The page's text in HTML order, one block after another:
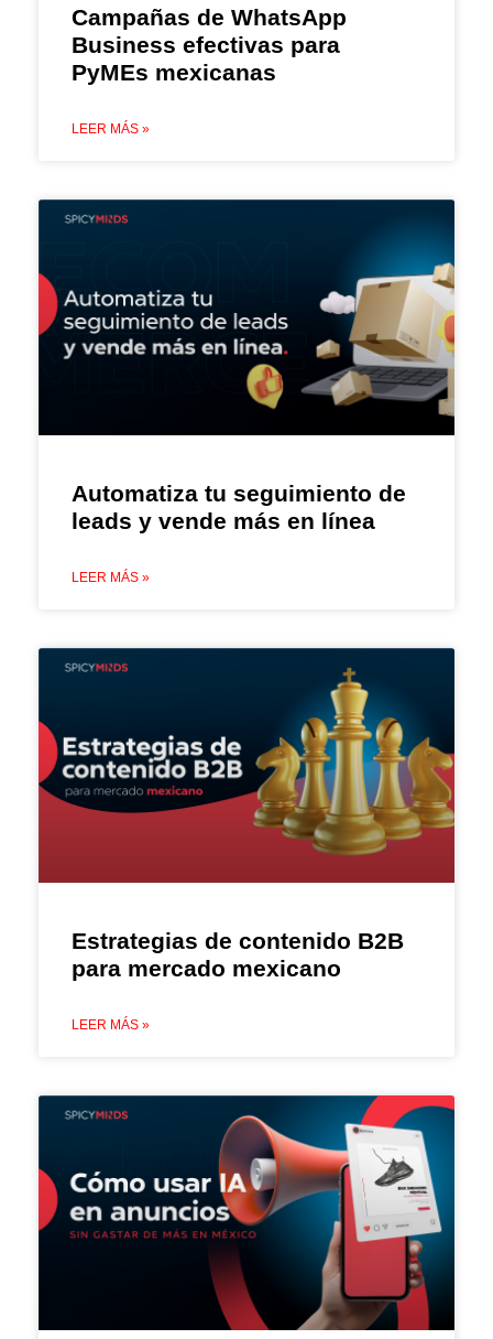
Campañas de WhatsApp
Business efectivas para
PyMEs mexicanas
LEER MÁS »
Automatiza tu seguimiento de
leads y vende más en línea
LEER MÁS »
Estrategias de contenido B2B
para mercado mexicano
LEER MÁS »